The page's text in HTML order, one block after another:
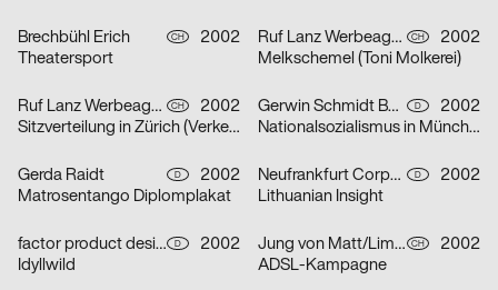
Brechbühl Erich CH
2002
Theatersport
Ruf Lanz Werbeagentur AG CH
2002
Melkschemel (Toni Molkerei)
Ruf Lanz Werbeagentur AG CH
2002
Sitzverteilung in Zürich (Verkehrsbetriebe Zürich)
Gerwin Schmidt Büro für visuelle Gestaltung D
2002
Nationalsozialismus in München
Gerda Raidt D
2002
Matrosentango Diplomplakat
Neufrankfurt Corporate Design GmbH D
2002
Lithuanian Insight
factor product designagentur D
2002
Idyllwild
Jung von Matt/Limmat AG CH
2002
ADSL-Kampagne